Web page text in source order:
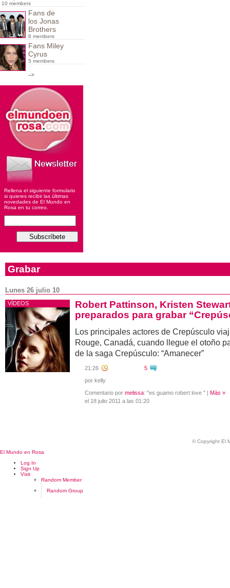
10 members
Fans de
los Jonas
Brothers
6 members
Fans Miley
Cyrus
5 members
-->
Rellena el siguiente formulario
si quieres recibir las últimas
novedades de El Mundo en
Rosa en tu correo.
Grabar
Lunes 26 julio 10
VÍDEOS
Robert Pattinson, Kristen
preparados para grabar
Los principales actores de Crepúsculo
Rouge, Canadá, cuando llegue el otoño
de la saga Crepúsculo: “Amanecer”
21:26
5
por kelly
Comentario por melissa: "es guamo robert love " | Màs »
el 18 julio 2011 a las 01:20
© Copyright El
El Mundo en Rosa
Log In
Sign Up
Visit
Random Member
Random Group